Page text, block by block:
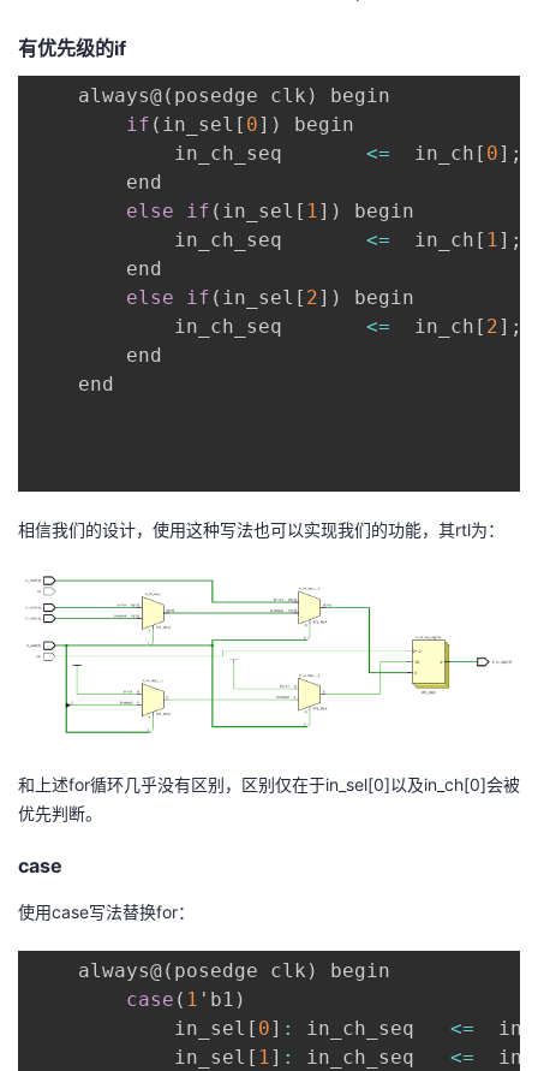
有优先级的if
    always@
( posedge clk )
begin
if ( in_sel [ 0] )
begin
            in_ch_seq
<=
  in_ch
[ 0] ;
        end
else
if ( in_sel [ 1] )
begin
            in_ch_seq
<=
  in_ch
[ 1] ;
        end
else
if ( in_sel [ 2] )
begin
            in_ch_seq
<=
  in_ch
[ 2] ;
        end
    end
相信我们的设计，使用这种写法也可以实现我们的功能，其rtl为：
和上述for循环几乎没有区别，区别仅在于in_sel[0]以及in_ch[0]会被
优先判断。
case
使用case写法替换for：
    always@
( posedge clk )
begin
case ( 1 'b1 )
            in_sel
[ 0] : in_ch_seq <=
            in_sel
[ 1] : in_ch_seq <=